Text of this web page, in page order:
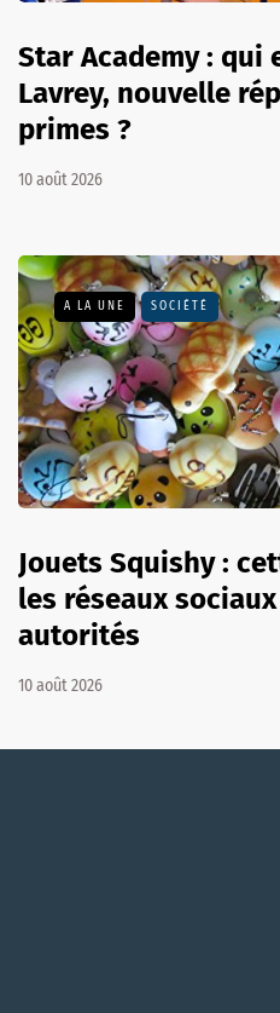
Star Academy : qui
Lavrey, nouvelle
primes ?
10 août 2026
A LA UNE SOCIÉTÉ
Jouets Squishy :
les réseaux
autorités
10 août 2026